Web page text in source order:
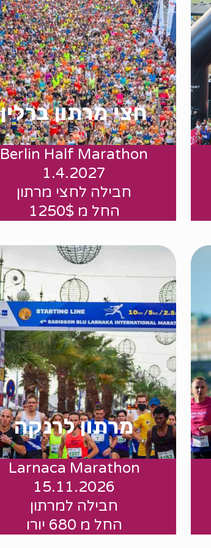
חצי מרתון ברלין
החל מ 1250$
Berlin Half Marathon
1.4.2027
חבילה לחצי מרתון
החל מ 1250$
מרתון לרנקה
Larnaca Marathon
15.11.2026
חבילה למרתון
החל מ 680 יורו